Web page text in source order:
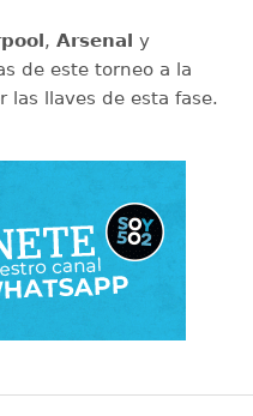
, Arsenal
y
de este torneo a la
las llaves de esta fase.